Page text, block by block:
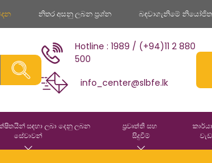
නිතර අසනු ලබන ප්‍රශ්න බඳවාගැනිමේ
Hotline : 1989 / (+94)11 2 880
500
info_center@slbfe.lk
සඳහා ලබා දෙනු ලබන
සේවාවන්
ප්‍රවෘත්ති සහ
සිදුවීම්